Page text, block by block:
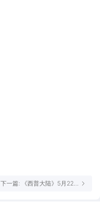
下一篇: 《西普大陆》5月22日